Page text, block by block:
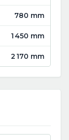
780 mm
1 450 mm
2 170 mm